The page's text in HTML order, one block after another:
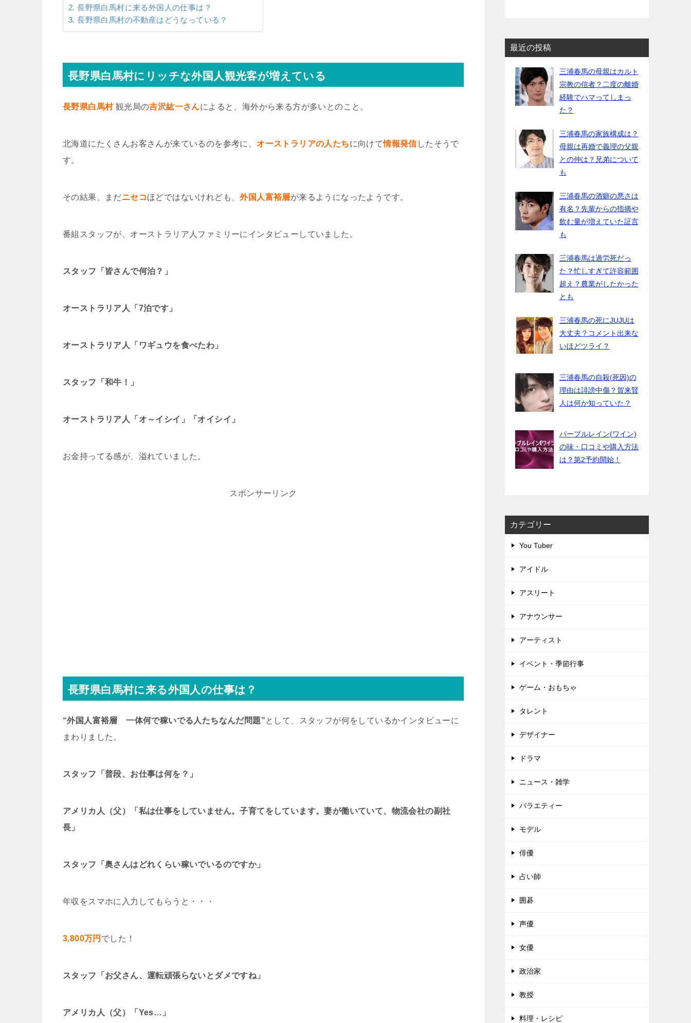
長野県白馬村に来る外国人の仕事は？
長野県白馬村の不動産はどうなっている？
長野県白馬村にリッチな外国人観光客が増えている
長野県白馬村観光局の吉沢紘一さんによると、海外から来る方が多いとのこと。
北海道にたくさんお客さんが来ているのを参考に、オーストラリアの人たちに向けて情報発信したそうで
す。
その結果、まだニセコほどではないけれども、外国人富裕層が来るようになったようです。
番組スタッフが、オーストラリア人ファミリーにインタビューしていました。
スタッフ「皆さんで何泊？」
オーストラリア人「7泊です」
オーストラリア人「ワギュウを食べたわ」
スタッフ「和牛！」
オーストラリア人「オ～イシイ」「オイシイ」
お金持ってる感が、溢れていました。
スポンサーリンク
長野県白馬村に来る外国人の仕事は？
“外国人富裕層 一体何で稼いでる人たちなんだ問題”として、スタッフが何をしているかインタビューに
まわりました。
スタッフ「普段、お仕事は何を？」
アメリカ人（父）「私は仕事をしていません。子育てをしています。妻が働いていて、物流会社の副社
長」
スタッフ「奥さんはどれくらい稼いでいるのですか」
年収をスマホに入力してもらうと・・・
3,800万円 でした！
スタッフ「お父さん、運転頑張らないとダメですね」
アメリカ人（父）「Yes…」
最近の投稿
三浦春馬の母親はカルト
宗教の信者？二度の離婚
経験でハマってしまっ
た？
三浦春馬の家族構成は？
母親は再婚で義理の父親
との仲は？兄弟について
も
三浦春馬の酒癖の悪さは
有名？先輩からの指摘や
飲む量が増えていた証言
も
三浦春馬は過労死だっ
た？忙しすぎて許容範囲
超え？農業がしたかった
とも
三浦春馬の死にJUJUは
大丈夫？コメント出来な
いほどツライ？
三浦春馬の自殺(死因)の
理由は誹謗中傷？賀来賢
人は何か知っていた？
パープルレイン(ワイン)
の味・口コミや購入方法
は？第2予約開始！
カテゴリー
You Tuber
アイドル
アスリート
アナウンサー
アーティスト
イベント・季節行事
ゲーム・おもちゃ
タレント
デザイナー
ドラマ
ニュース・雑学
バラエティー
モデル
俳優
占い師
囲碁
声優
女優
政治家
教授
料理・レシピ